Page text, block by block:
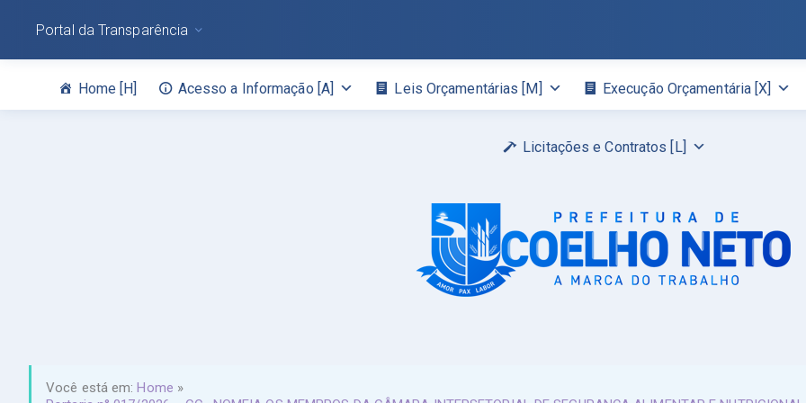
Home [H] Acesso a Informação [A] Leis Orçamentárias [M] Execução Orçamentária [X]
Licitações e Contratos [L]
Portal da Transparência
Você está em:Home »